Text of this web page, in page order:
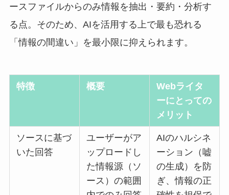
ースファイルからのみ情報を抽出・要約・分析す
る点。そのため、AIを活用する上で最も恐れる
「情報の間違い」を最小限に抑えられます。
特徴 概要
Webライタ
ーにとっての
メリット
ソースに基づ
いた回答
ユーザーがア
ップロードし
た情報源（ソ
ース）の範囲
AIのハルシネ
ーション（嘘
の生成）を防
ぎ、情報の正